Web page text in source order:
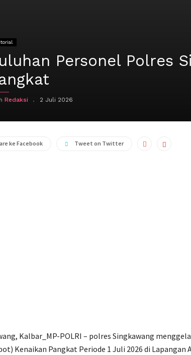
Personel Polres
Redaksi 2 Juli 2026
ke Facebook Tweet on Twitter
Kalbar_MP-POLRI – polres Singkawang
Kenaikan Pangkat Periode 1 Juli 2026 di Lapangan